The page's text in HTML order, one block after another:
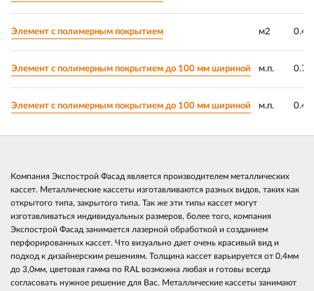
Элемент с полимерным покрытием м2 0.45
Элемент с полимерным покрытием до 100 мм шириной м.п. 0.7
Элемент с полимерным покрытием до 100 мм шириной м.п. 0.45
Компания Экспострой Фасад является производителем металлических
кассет. Металлические кассеты изготавливаются разных видов, таких как
открытого типа, закрытого типа. Так же эти типы кассет могут
изготавливаться индивидуальных размеров, более того, компания
Экспострой Фасад занимается лазерной обработкой и созданием
перфорированных кассет. Что визуально дает очень красивый вид и
подход к дизайнерским решениям. Толщина кассет варьируется от 0,4мм
до 3,0мм, цветовая гамма по RAL возможна любая и готовы всегда
согласовать нужное решение для Вас. Металлические кассеты занимают